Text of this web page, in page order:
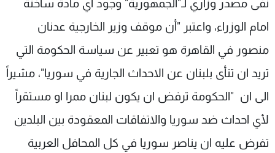
نفى مصدر وزاري لـ"الجمهورية" وجود اي مادة ساخنة
امام الوزراء، واعتبر "أن موقف وزير الخارجية عدنان
منصور في القاهرة هو تعبير عن سياسة الحكومة التي
تريد ان تنأى بلبنان عن الاحداث الجارية في سوريا"، مشيراً
الى ان "الحكومة ترفض ان يكون لبنان ممرا او مستقراً
لأي احداث ضد سوريا والاتفاقات المعقودة بين البلدين
تفرض عليه ان يناصر سوريا في كل المحافل العربية
منوعات
كأس العالم
البرامج
جدول البرامج